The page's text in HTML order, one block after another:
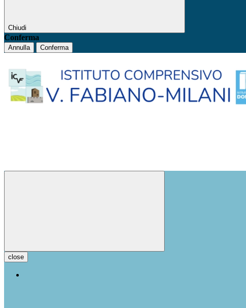
Chiudi
Conferma
Annulla Conferma
close